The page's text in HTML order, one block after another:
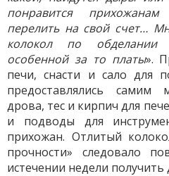
понравится
перелить на свой счет…
колокол по
особенной за то платы».
печи, снасти и сало для
предоставлялись самим
дрова, тес и кирпич для
и подводы для
прихожан. Отлитый
прочности» следовало
истечении недели получить